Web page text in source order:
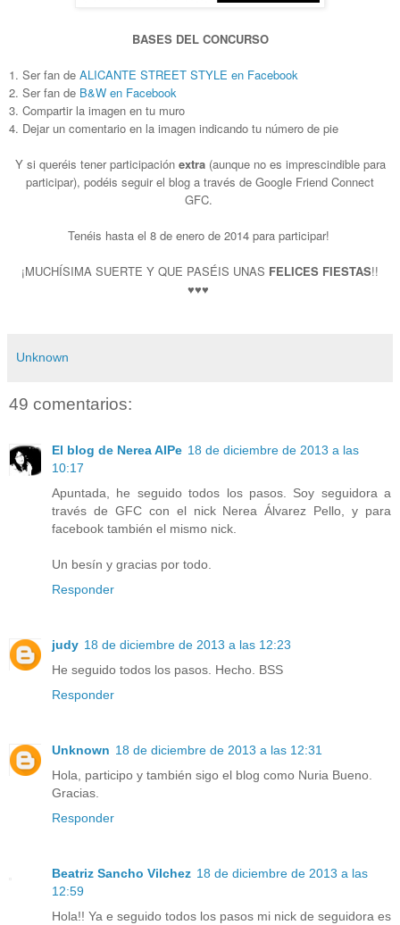
BASES DEL CONCURSO
1. Ser fan de ALICANTE STREET STYLE en Facebook
2. Ser fan de B&W en Facebook
3. Compartir la imagen en tu muro
4. Dejar un comentario en la imagen indicando tu número de pie
Y si queréis tener participación extra(aunque no es imprescindible para
participar), podéis seguir el blog a través de Google Friend Connect
GFC.
Tenéis hasta el 8 de enero de 2014 para participar!
¡MUCHÍSIMA SUERTE Y QUE PASÉIS UNAS FELICES FIESTAS!!
♥♥♥
Unknown
49 comentarios:
El blog de Nerea AlPe 18 de diciembre de 2013 a las
10:17
Apuntada, he seguido todos los pasos. Soy seguidora a
través de GFC con el nick Nerea Álvarez Pello, y para
facebook también el mismo nick.
Un besín y gracias por todo.
Responder
judy 18 de diciembre de 2013 a las 12:23
He seguido todos los pasos. Hecho. BSS
Responder
Unknown 18 de diciembre de 2013 a las 12:31
Hola, participo y también sigo el blog como Nuria Bueno.
Gracias.
Responder
Beatriz Sancho Vilchez 18 de diciembre de 2013 a las
12:59
Hola!! Ya e seguido todos los pasos mi nick de seguidora es